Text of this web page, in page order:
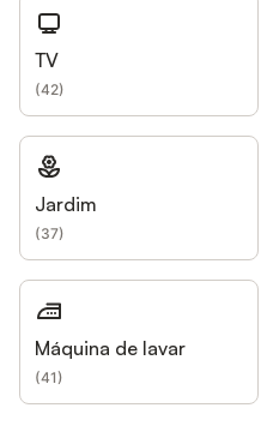
TV
(42)
Jardim
(37)
Máquina de lavar
(41)